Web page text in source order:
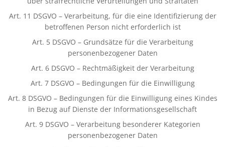
Art. 11 DSGVO – Verarbeitung, für die eine Identifizierung der
betroffenen Person nicht erforderlich ist
Art. 5 DSGVO – Grundsätze für die Verarbeitung
personenbezogener Daten
Art. 6 DSGVO – Rechtmäßigkeit der Verarbeitung
Art. 7 DSGVO – Bedingungen für die Einwilligung
Art. 8 DSGVO – Bedingungen für die Einwilligung eines Kindes
in Bezug auf Dienste der Informationsgesellschaft
Art. 9 DSGVO – Verarbeitung besonderer Kategorien
personenbezogener Daten